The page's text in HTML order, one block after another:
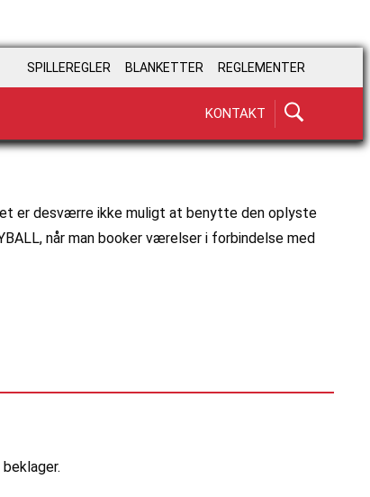
SPILLEREGLER BLANKETTER REGLEMENTER
KONTAKT
er desværre ikke muligt at benytte den oplyste
når man booker værelser i forbindelse med